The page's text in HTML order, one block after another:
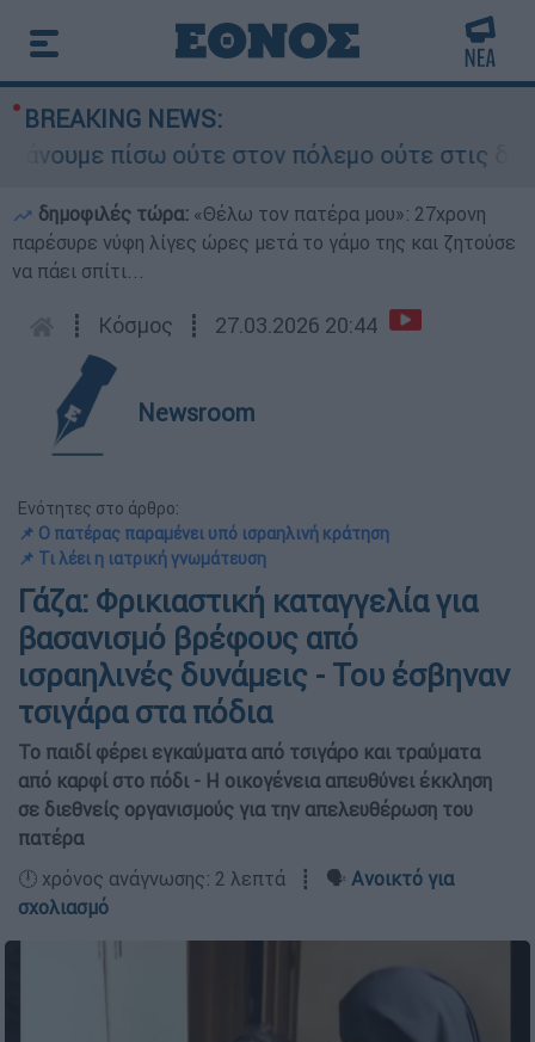
BREAKING NEWS:
πίσω ούτε στον πόλεμο ούτε στις
δημοφιλές τώρα: «Θέλω τον πατέρα μου»: 27χρονη
παρέσυρε νύφη λίγες ώρες μετά το γάμο της και ζητούσε
να πάει σπίτι...
┋ Κόσμος ┋ 27.03.2026 20:44
Newsroom
Ενότητες στο άρθρο:
📌 Ο πατέρας παραμένει υπό ισραηλινή κράτηση
📌 Τι λέει η ιατρική γνωμάτευση
Γάζα: Φρικιαστική καταγγελία για
βασανισμό βρέφους από
ισραηλινές δυνάμεις - Του έσβηναν
τσιγάρα στα πόδια
Το παιδί φέρει εγκαύματα από τσιγάρο και τραύματα
από καρφί στο πόδι - Η οικογένεια απευθύνει έκκληση
σε διεθνείς οργανισμούς για την απελευθέρωση του
πατέρα
🕛 χρόνος ανάγνωσης: 2 λεπτά ┋ 🗣️ Ανοικτό για
σχολιασμό